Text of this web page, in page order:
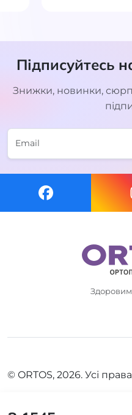
Підписуйтесь
Знижки, новинки,
Здоровим
© ORTOS, 2026. Усі